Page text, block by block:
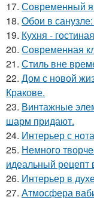
17. Современный
18. Обои в
19. Кухня -
20. Современная
21. Стиль вне
22. Дом с новой
Кракове.
23. Винтажные
шарм придают.
24. Интерьер с
25. Немного
идеальный рецепт
26. Интерьер в
27. Атмосфера